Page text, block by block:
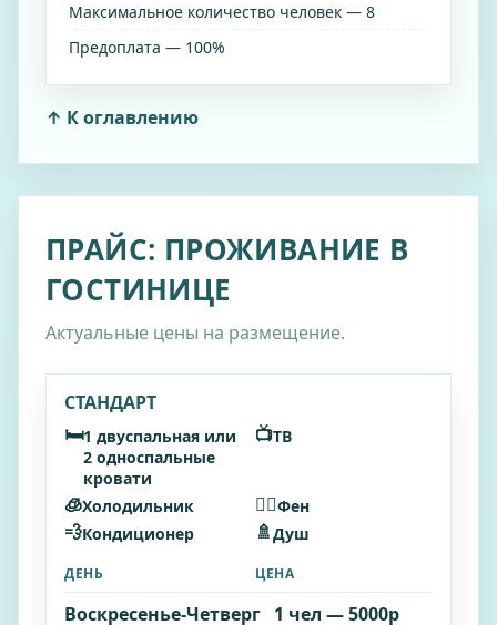
Максимальное количество человек — 8
Предоплата — 100%
↑ К оглавлению
ПРАЙС: ПРОЖИВАНИЕ В
ГОСТИНИЦЕ
Актуальные цены на размещение.
СТАНДАРТ
🛏️1 двуспальная или
2 односпальные
кровати
📺ТВ
🧊Холодильник 🧖‍♂️Фен
💨Кондиционер 🚿Душ
ДЕНЬ ЦЕНА
Воскресенье‑Четверг 1 чел — 5000р